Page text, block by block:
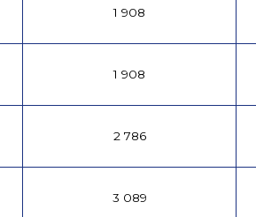
1 908
1 908
2 786
3 089